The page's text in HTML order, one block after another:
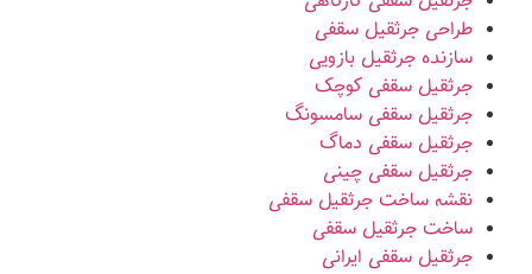
طراحی جرثقیل سقفی
سازنده جرثقیل بازویی
جرثقیل سقفی کوچک
جرثقیل سقفی سامسونگ
جرثقیل سقفی دماگ
جرثقیل سقفی چینی
نقشه ساخت جرثقیل سقفی
ساخت جرثقیل سقفی
جرثقیل سقفی ایرانی